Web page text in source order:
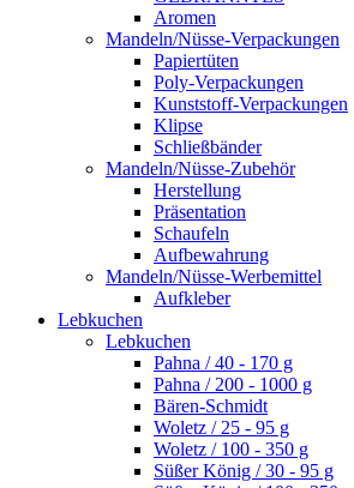
Aromen
Mandeln/Nüsse-Verpackungen
Papiertüten
Poly-Verpackungen
Kunststoff-Verpackungen
Klipse
Schließbänder
Mandeln/Nüsse-Zubehör
Herstellung
Präsentation
Schaufeln
Aufbewahrung
Mandeln/Nüsse-Werbemittel
Aufkleber
Lebkuchen
Lebkuchen
Pahna / 40 - 170 g
Pahna / 200 - 1000 g
Bären-Schmidt
Woletz / 25 - 95 g
Woletz / 100 - 350 g
Süßer König / 30 - 95 g